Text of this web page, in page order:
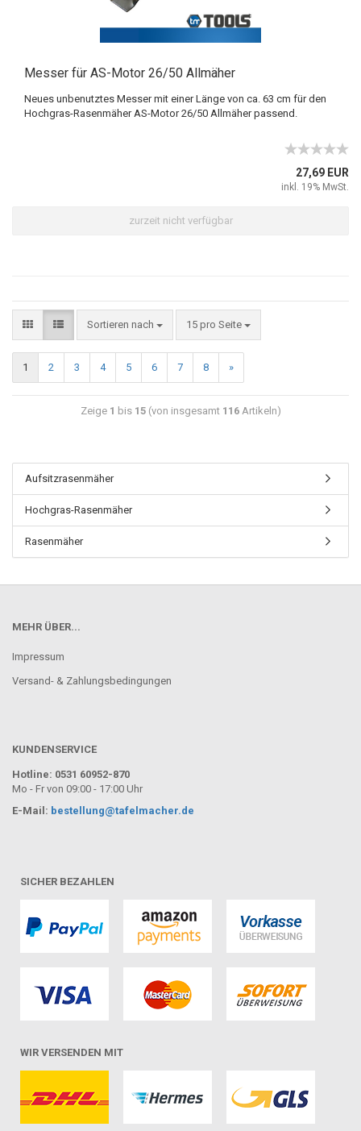
Messer für AS-Motor 26/50 Allmäher
Neues unbenutztes Messer mit einer Länge von ca. 63 cm für den
Hochgras-Rasenmäher AS-Motor 26/50 Allmäher passend.
27,69 EUR
inkl. 19% MwSt.
zurzeit nicht verfügbar
Sortieren nach 15 pro Seite
1 2 3 4 5 6 7 8 »
Zeige 1 bis 15(von insgesamt 116Artikeln)
Aufsitzrasenmäher
Hochgras-Rasenmäher
Rasenmäher
MEHR ÜBER...
Impressum
Versand- & Zahlungsbedingungen
KUNDENSERVICE
Hotline: 0531 60952-870
Mo - Fr von 09:00 - 17:00 Uhr
E-Mail: bestellung@tafelmacher.de
SICHER BEZAHLEN
WIR VERSENDEN MIT